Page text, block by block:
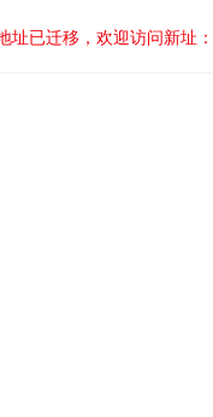
址已迁移，欢迎访问新址